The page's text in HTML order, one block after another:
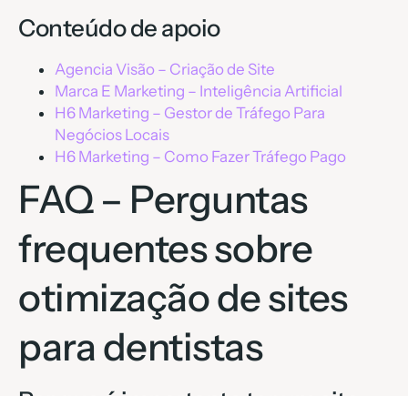
Conteúdo de apoio
Agencia Visão – Criação de Site
Marca E Marketing – Inteligência Artificial
H6 Marketing – Gestor de Tráfego Para
Negócios Locais
H6 Marketing – Como Fazer Tráfego Pago
FAQ – Perguntas
frequentes sobre
otimização de sites
para dentistas